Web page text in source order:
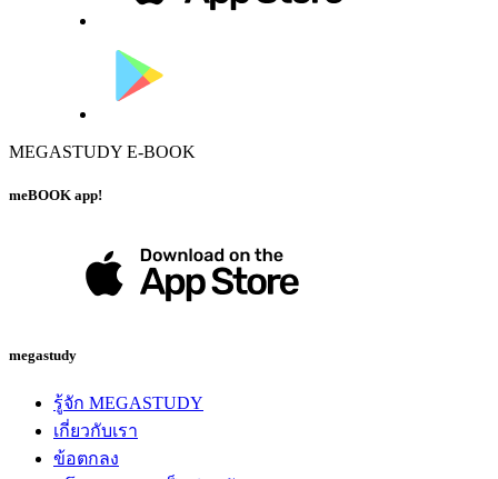
MEGASTUDY E-BOOK
meBOOK app!
megastudy
รู้จัก MEGASTUDY
เกี่ยวกับเรา
ข้อตกลง